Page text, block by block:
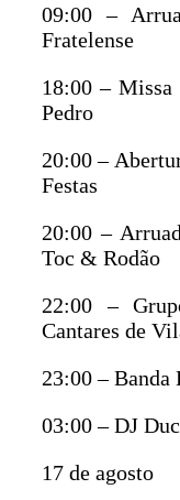
09:00 –
Fratelense
18:00 – Missa
Pedro
20:00 –
Festas
20:00 –
Toc & Rodão
22:00 –
Cantares de
23:00 –
03:00 – DJ
17 de agosto